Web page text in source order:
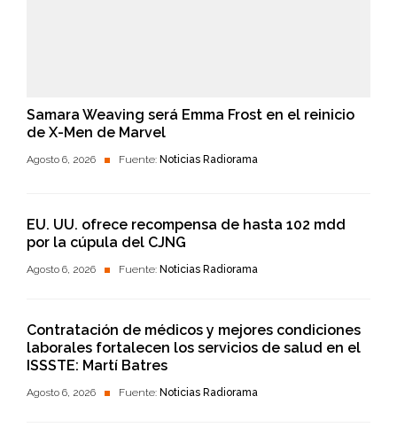
Samara Weaving será Emma Frost en el reinicio
de X-Men de Marvel
Agosto 6, 2026 Fuente: Noticias Radiorama
EU. UU. ofrece recompensa de hasta 102 mdd
por la cúpula del CJNG
Agosto 6, 2026 Fuente: Noticias Radiorama
Contratación de médicos y mejores condiciones
laborales fortalecen los servicios de salud en el
ISSSTE: Martí Batres
Agosto 6, 2026 Fuente: Noticias Radiorama